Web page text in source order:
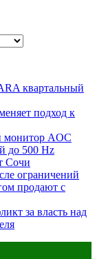
квартальный
подход к
монитор AOC
до 500 Hz
Сочи
ограничений
продают с
за власть над